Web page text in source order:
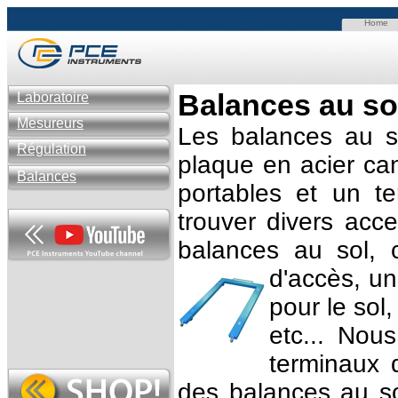
Home
Laboratoire
Mesureurs
Régulation
Balances
Balances au
Les balances au
plaque en acier
portables et un
trouver divers
balances au sol,
d'accès,
pour le
etc...
terminaux
des balances au